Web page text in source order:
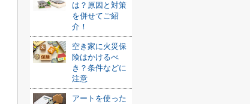
は？原因と対策
を併せてご紹
介！
空き家に火災保
険はかけるべ
き？条件などに
注意
アートを使った